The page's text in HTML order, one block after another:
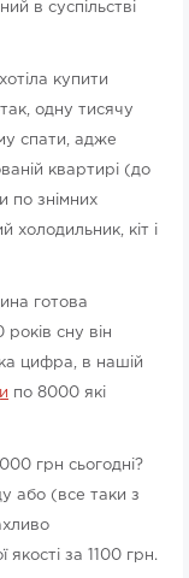
в суспільстві
купити
одну тисячу
спати, адже
квартирі (до
по знімних
кіт і
готова
сну він
цифра, в нашій
по 8000 які
грн сьогодні?
або (все таки з
за 1100 грн.